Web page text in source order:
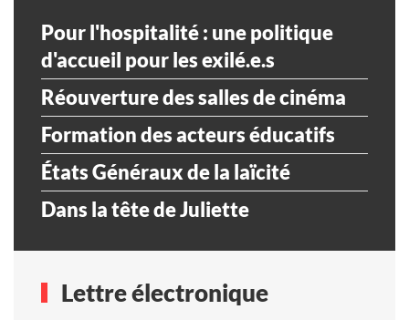
Pour l'hospitalité : une politique
d'accueil pour les exilé.e.s
Réouverture des salles de cinéma
Formation des acteurs éducatifs
États Généraux de la laïcité
Dans la tête de Juliette
Lettre électronique